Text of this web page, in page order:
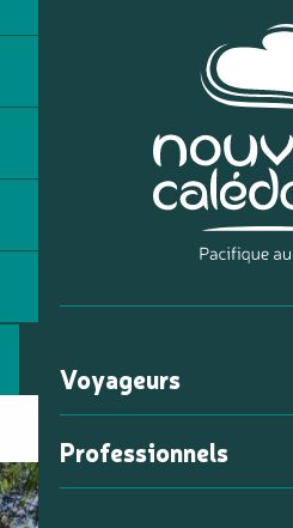
Voyageurs
Professionnels